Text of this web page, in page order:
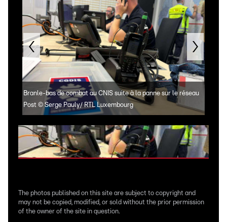
Branle-bas de combat au CNIS suite à la panne sur le réseau
Post © Serge Pauly/ RTL Luxembourg
The photos published on this site are subject to copyright and
may not be copied, modified, or sold without the prior permission
of the owner of the site in question.